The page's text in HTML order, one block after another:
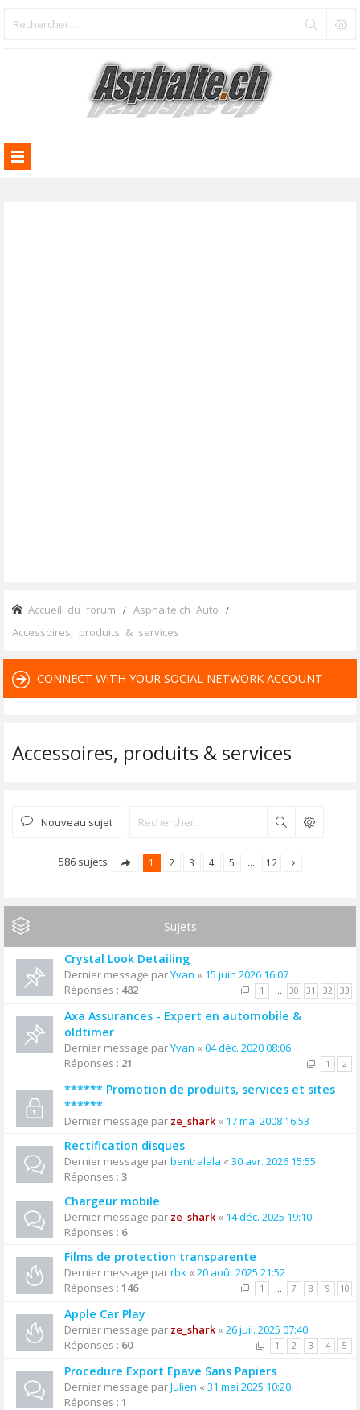
Accueil du forum Asphalte.ch Auto
Accessoires, produits & services
CONNECT WITH YOUR SOCIAL NETWORK ACCOUNT
Accessoires, produits & services
Nouveau sujet Rechercher
586 sujets 1 2 3 4 5 … 12
Sujets
Crystal Look Detailing
Dernier message parYvan « 15 juin 2026 16:07
Réponses : 482 1 … 30 31 32 33
Axa Assurances - Expert en automobile &
oldtimer
Dernier message parYvan « 04 déc. 2020 08:06
Réponses : 21 1 2
****** Promotion de produits, services et sites
******
Dernier message par ze_shark« 17 mai 2008 16:53
Rectification disques
Dernier message parbentralala « 30 avr. 2026 15:55
Réponses : 3
Chargeur mobile
Dernier message par ze_shark« 14 déc. 2025 19:10
Réponses : 6
Films de protection transparente
Dernier message parrbk « 20 août 2025 21:52
Réponses : 146 1 … 7 8 9 10
Apple Car Play
Dernier message par ze_shark« 26 juil. 2025 07:40
Réponses : 60 1 2 3 4 5
Procedure Export Epave Sans Papiers
Dernier message parJulien « 31 mai 2025 10:20
Réponses : 1